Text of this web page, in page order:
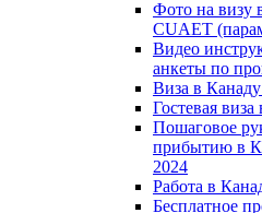
Фото на визу
CUAET
Видео
анкеты по
Виза в
Гостевая
Пошаговое
прибытию в
2024
Работа в
Бесплатное